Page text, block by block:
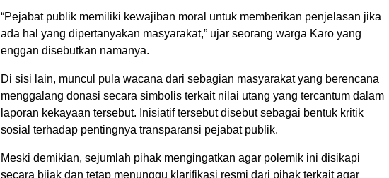
“Pejabat publik memiliki kewajiban moral untuk memberikan penjelasan jika
ada hal yang dipertanyakan masyarakat,” ujar seorang warga Karo yang
enggan disebutkan namanya.
Di sisi lain, muncul pula wacana dari sebagian masyarakat yang berencana
menggalang donasi secara simbolis terkait nilai utang yang tercantum dalam
laporan kekayaan tersebut. Inisiatif tersebut disebut sebagai bentuk kritik
sosial terhadap pentingnya transparansi pejabat publik.
Meski demikian, sejumlah pihak mengingatkan agar polemik ini disikapi
secara bijak dan tetap menunggu klarifikasi resmi dari pihak terkait agar